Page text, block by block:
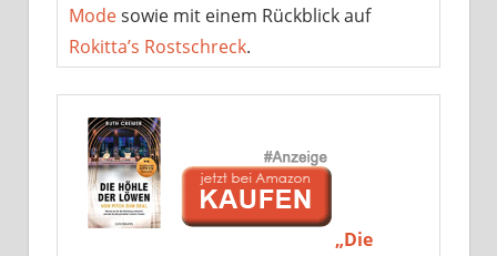
Modesowie mit einem Rückblick auf
Rokitta’s Rostschreck.
„Die